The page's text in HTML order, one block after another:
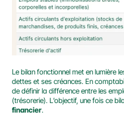
Le bilan fonctionnel met en lumière
dettes et ses créances. En
de définir la différence entre les
(trésorerie). L’objectif, une fois ce
financier.